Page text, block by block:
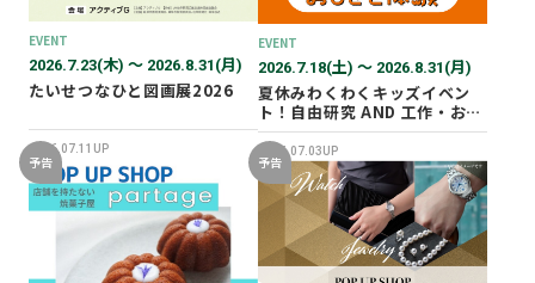
EVENT
2026.7.23(木) 〜 2026.8.31(月)
たいせつなひと図画展2026
2026.07.11UP
EVENT
2026.7.18(土) 〜 2026.8.31(月)
夏休みわくわくキッズイベン
ト！自由研究 AND 工作・おし
ごと体験！
2026.07.03UP
予告 予告